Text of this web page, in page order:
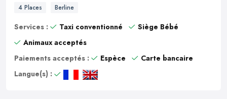
4 Places Berline
Services : Taxi conventionné
Siège Bébé
Animaux acceptés
Paiements acceptés :
Espèce
Carte bancaire
Langue(s) :